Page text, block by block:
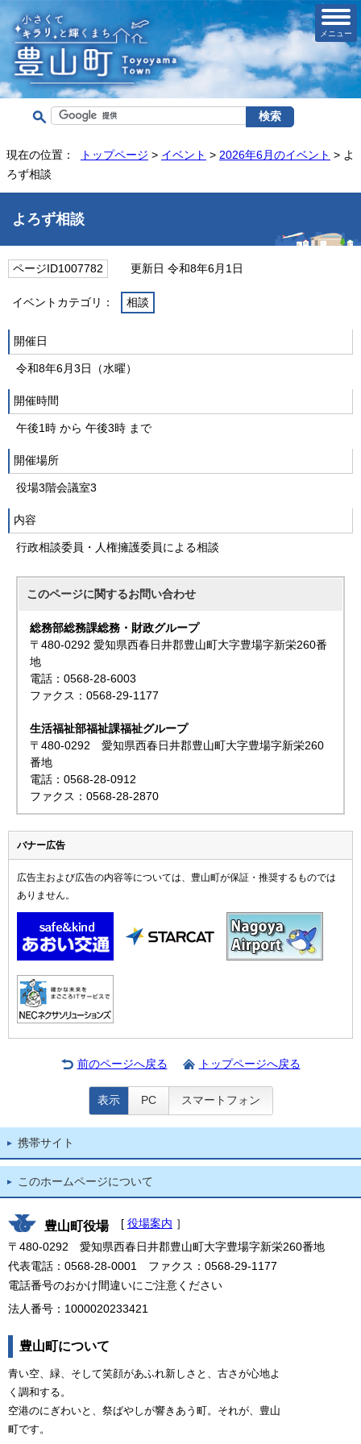
メニュー
現在の位置： トップページ > イベント > 2026年6月のイベント > よ
ろず相談
よろず相談
ページID1007782 更新日 令和8年6月1日
イベントカテゴリ： 相談
開催日
令和8年6月3日（水曜）
開催時間
午後1時 から 午後3時 まで
開催場所
役場3階会議室3
内容
行政相談委員・人権擁護委員による相談
このページに関するお問い合わせ
総務部総務課総務・財政グループ
〒480-0292 愛知県西春日井郡豊山町大字豊場字新栄260番
地
電話：0568-28-6003
ファクス：0568-29-1177
生活福祉部福祉課福祉グループ
〒480-0292 愛知県西春日井郡豊山町大字豊場字新栄260
番地
電話：0568-28-0912
ファクス：0568-28-2870
バナー広告
広告主および広告の内容等については、豊山町が保証・推奨するものでは
ありません。
前のページへ戻る トップページへ戻る
表示 PC スマートフォン
携帯サイト
このホームページについて
豊山町役場 [ 役場案内 ］
〒480-0292 愛知県西春日井郡豊山町大字豊場字新栄260番地
代表電話：0568-28-0001 ファクス：0568-29-1177
電話番号のおかけ間違いにご注意ください
法人番号：1000020233421
豊山町について
青い空、緑、そして笑顔があふれ新しさと、古さが心地よ
く調和する。
空港のにぎわいと、祭ばやしが響きあう町。それが、豊山
町です。